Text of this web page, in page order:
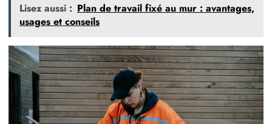
Lisez aussi : Plan de travail fixé au mur : avantages,
usages et conseils